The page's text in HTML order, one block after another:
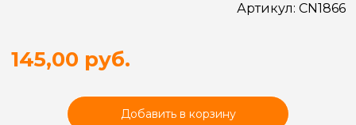
Артикул: CN1866
145,00 руб.
Добавить в корзину